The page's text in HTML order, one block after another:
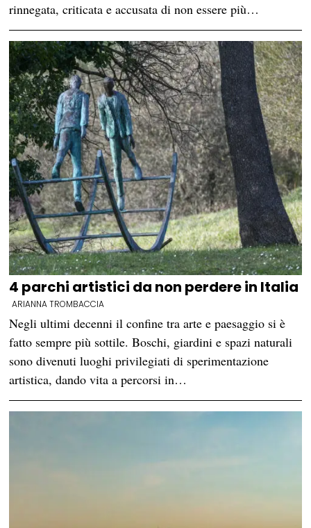
rinnegata, criticata e accusata di non essere più…
4 parchi artistici da non perdere in Italia
ARIANNA TROMBACCIA
Negli ultimi decenni il confine tra arte e paesaggio si è
fatto sempre più sottile. Boschi, giardini e spazi naturali
sono divenuti luoghi privilegiati di sperimentazione
artistica, dando vita a percorsi in…